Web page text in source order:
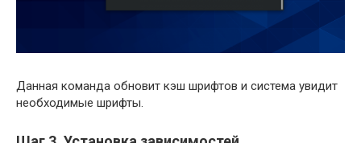
Данная команда обновит кэш шрифтов и система увидит
необходимые шрифты.